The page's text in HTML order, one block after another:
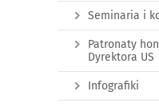
Seminaria i
Patronaty
Dyrektora US
Infografiki